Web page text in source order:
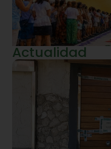
Actualidad